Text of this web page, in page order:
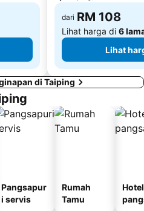
dari RM 108
Lihat harga di 6
Lihat
di Taiping
Pangsapur
i servis
Rumah
Tamu
Hotel